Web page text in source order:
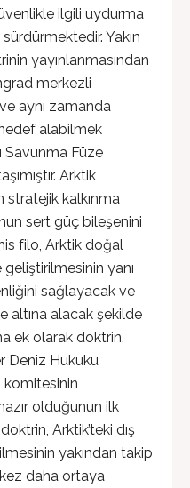
ilgili uydurma
Yakın
yayınlanmasından
merkezli
aynı zamanda
hedef alabilmek
Savunma Füze
Arktik
stratejik kalkınma
sert güç bileşenini
filo, Arktik doğal
geliştirilmesinin yanı
sağlayacak ve
altına alacak şekilde
ek olarak doktrin,
Deniz Hukuku
komitesinin
olduğunun ilk
Arktik’teki dış
yakından takip
daha ortaya